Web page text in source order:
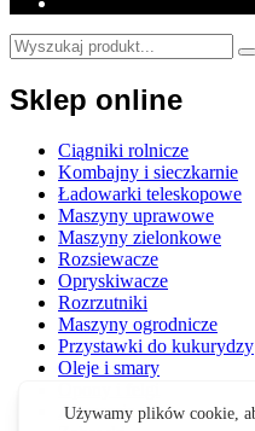
Sklep online
Ciągniki rolnicze
Kombajny i sieczkarnie
Ładowarki teleskopowe
Maszyny uprawowe
Maszyny zielonkowe
Rozsiewacze
Opryskiwacze
Rozrzutniki
Maszyny ogrodnicze
Przystawki do kukurydzy
Oleje i smary
Akcesoria